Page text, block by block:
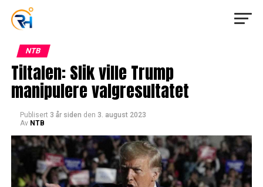
NTB
Tiltalen: Slik ville Trump
manipulere valgresultatet
Publisert 3 år siden den 3. august 2023
Av NTB